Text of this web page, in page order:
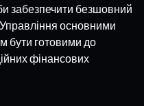
забезпечити безшовний
основними
бути готовими до
фінансових